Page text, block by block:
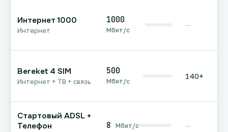
Интернет 1000
Интернет
1000
Мбит/с
—
Bereket 4 SIM
Интернет + ТВ + связь
500
Мбит/с
140+
Стартовый ADSL +
Телефон
8 Мбит/с —